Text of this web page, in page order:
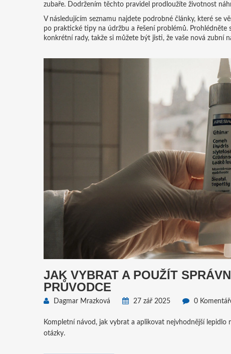
zubaře. Dodržením těchto pravidel prodloužíte životnost
V následujícím seznamu najdete podrobné články, které se
po praktické tipy na údržbu a řešení problémů. Prohlédněte
konkrétní rady, takže si můžete být jisti, že vaše nová zubní
JAK VYBRAT A POUŽÍT
PRŮVODCE
Dagmar Mrazková 27 zář 2025 0
Kompletní návod, jak vybrat a aplikovat nejvhodnější
otázky.